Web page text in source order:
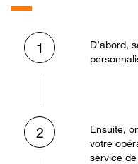
1
D’abord,
2
Ensuite,
votre
service